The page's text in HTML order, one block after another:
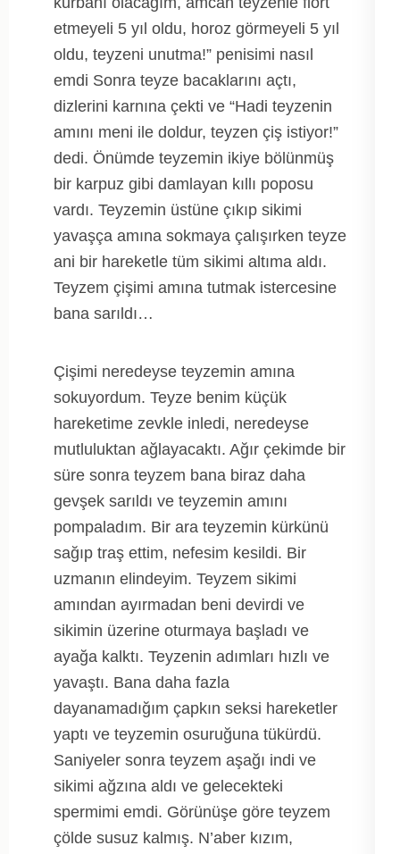
etmeyeli 5 yıl oldu, horoz görmeyeli 5 yıl
oldu, teyzeni unutma!” penisimi nasıl
emdi Sonra teyze bacaklarını açtı,
dizlerini karnına çekti ve “Hadi teyzenin
amını meni ile doldur, teyzen çiş istiyor!”
dedi. Önümde teyzemin ikiye bölünmüş
bir karpuz gibi damlayan kıllı poposu
vardı. Teyzemin üstüne çıkıp sikimi
yavaşça amına sokmaya çalışırken teyze
ani bir hareketle tüm sikimi altıma aldı.
Teyzem çişimi amına tutmak istercesine
bana sarıldı…
Çişimi neredeyse teyzemin amına
sokuyordum. Teyze benim küçük
hareketime zevkle inledi, neredeyse
mutluluktan ağlayacaktı. Ağır çekimde bir
süre sonra teyzem bana biraz daha
gevşek sarıldı ve teyzemin amını
pompaladım. Bir ara teyzemin kürkünü
sağıp traş ettim, nefesim kesildi. Bir
uzmanın elindeyim. Teyzem sikimi
amından ayırmadan beni devirdi ve
sikimin üzerine oturmaya başladı ve
ayağa kalktı. Teyzenin adımları hızlı ve
yavaştı. Bana daha fazla
dayanamadığım çapkın seksi hareketler
yaptı ve teyzemin osuruğuna tükürdü.
Saniyeler sonra teyzem aşağı indi ve
sikimi ağzına aldı ve gelecekteki
spermimi emdi. Görünüşe göre teyzem
çölde susuz kalmış. N’aber kızım,